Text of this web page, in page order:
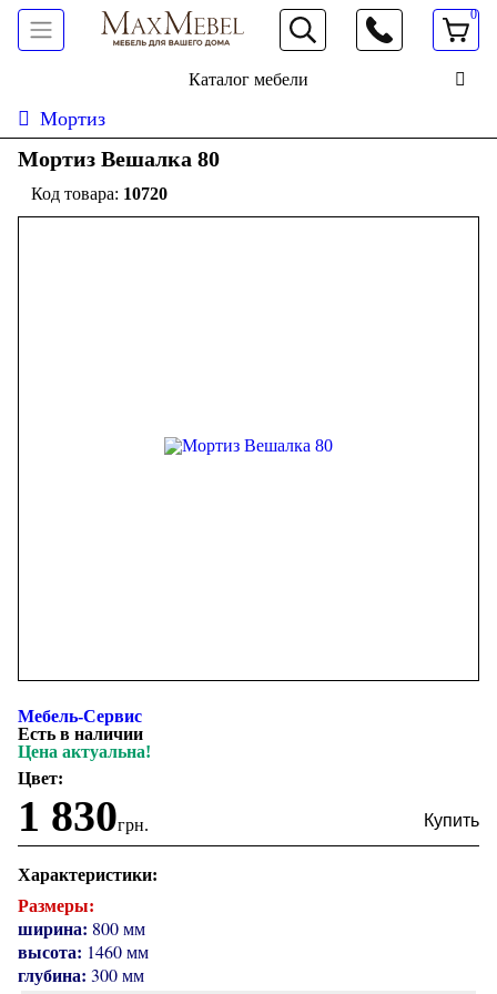
066 472 19 61
0
Каталог мебели
Мортиз
Мортиз Вешалка 80
10720
Мебель-Сервис
Есть в наличии
Цена актуальна!
Цвет:
1 830грн.
Характеристики:
Размеры:
ширина: 800 мм
высота: 1460 мм
глубина: 300 мм